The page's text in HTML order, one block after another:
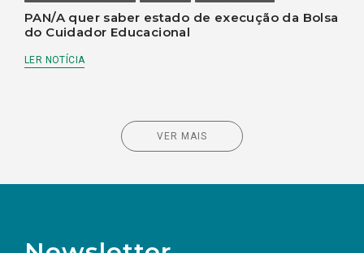
PAN/A quer saber estado de execução da Bolsa
do Cuidador Educacional
LER NOTÍCIA
VER MAIS